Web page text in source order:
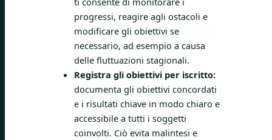
progressi, reagire agli ostacoli e
modificare gli obiettivi se
necessario, ad esempio a causa
delle fluttuazioni stagionali.
Registra gli obiettivi per iscritto:
documenta gli obiettivi concordati
e i risultati chiave in modo chiaro e
accessibile a tutti i soggetti
coinvolti. Ciò evita malintesi e